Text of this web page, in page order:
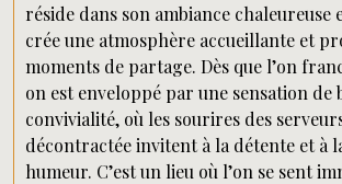
réside dans son ambiance chaleureuse
crée une atmosphère accueillante et
moments de partage. Dès que l’on
on est enveloppé par une sensation de
convivialité, où les sourires des
décontractée invitent à la détente et à
humeur. C’est un lieu où l’on se sent